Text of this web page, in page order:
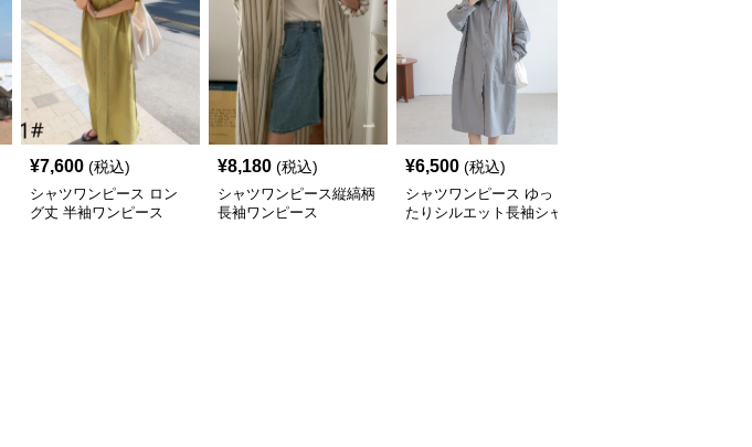
¥7,600 (税込)
シャツワンピース ロン
グ丈 半袖ワンピース
¥8,180 (税込)
シャツワンピース縦縞柄
長袖ワンピース
¥6,500 (税込)
シャツワンピース ゆっ
たりシルエット長袖シャ